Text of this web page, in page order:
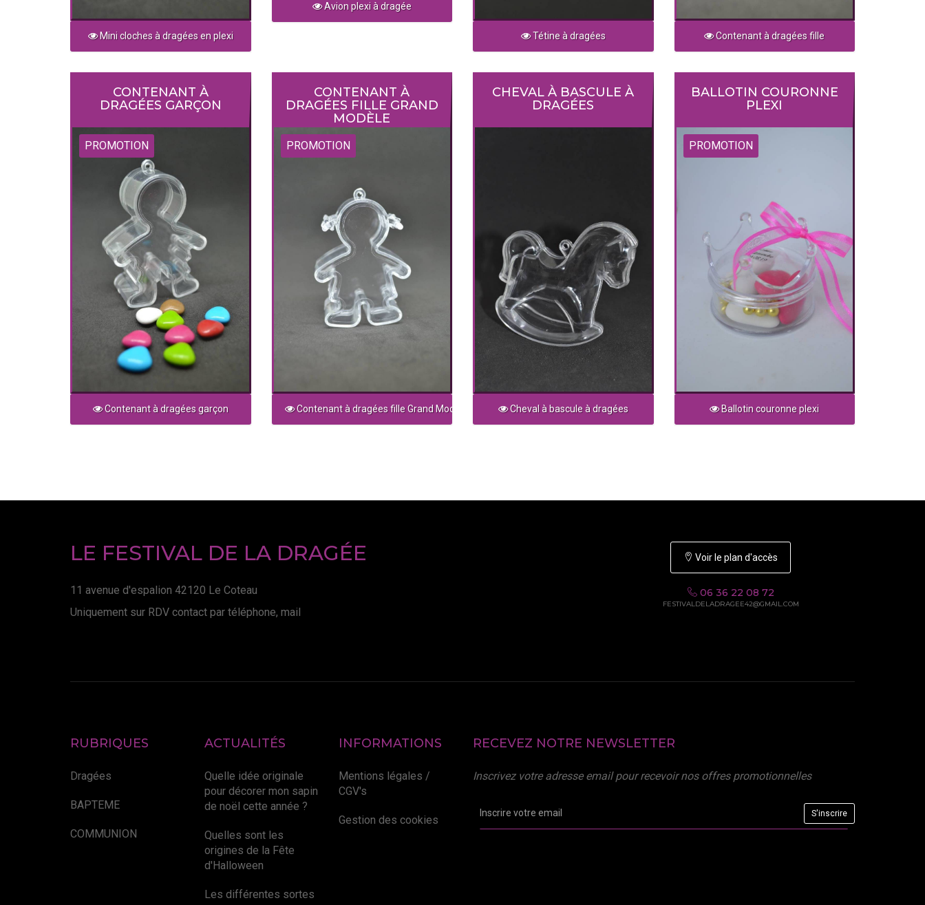
Mini cloches à dragées en plexi
Avion plexi à dragée
Tétine à dragées Contenant à dragées fille
PROMOTION
CONTENANT À
DRAGÉES GARÇON
Contenant à dragées garçon
PROMOTION
CONTENANT À
DRAGÉES FILLE GRAND
MODÈLE
Contenant à dragées fille Grand Modèle
CHEVAL À BASCULE À
DRAGÉES
Cheval à bascule à dragées
PROMOTION
BALLOTIN COURONNE
PLEXI
Ballotin couronne plexi
LE FESTIVAL DE LA DRAGÉE
11 avenue d'espalion 42120 Le Coteau
Uniquement sur RDV contact par téléphone, mail
Voir le plan d'accès
06 36 22 08 72
FESTIVALDELADRAGEE42@GMAIL.COM
RUBRIQUES
Dragées
BAPTEME
COMMUNION
ACTUALITÉS
Quelle idée originale
pour décorer mon sapin
de noël cette année ?
Quelles sont les
origines de la Fête
d'Halloween
Les différentes sortes
INFORMATIONS
Mentions légales /
CGV's
Gestion des cookies
RECEVEZ NOTRE NEWSLETTER
Inscrivez votre adresse email pour recevoir nos offres promotionnelles
S'inscrire